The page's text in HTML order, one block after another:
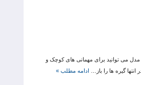
مدل می توانید برای مهمانی های کوچک و
گیره ها را باز… ادامه مطلب »